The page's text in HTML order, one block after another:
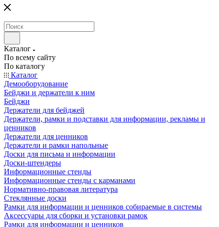
Каталог
По всему сайту
По каталогу
Каталог
Демооборудование
Бейджи и держатели к ним
Бейджи
Держатели для бейджей
Держатели, рамки и подставки для информации, рекламы и
ценников
Держатели для ценников
Держатели и рамки напольные
Доски для письма и информации
Доски-штендеры
Информационные стенды
Информационные стенды с карманами
Нормативно-правовая литература
Стеклянные доски
Рамки для информации и ценников собираемые в системы
Аксессуары для сборки и установки рамок
Рамки для информации и ценников